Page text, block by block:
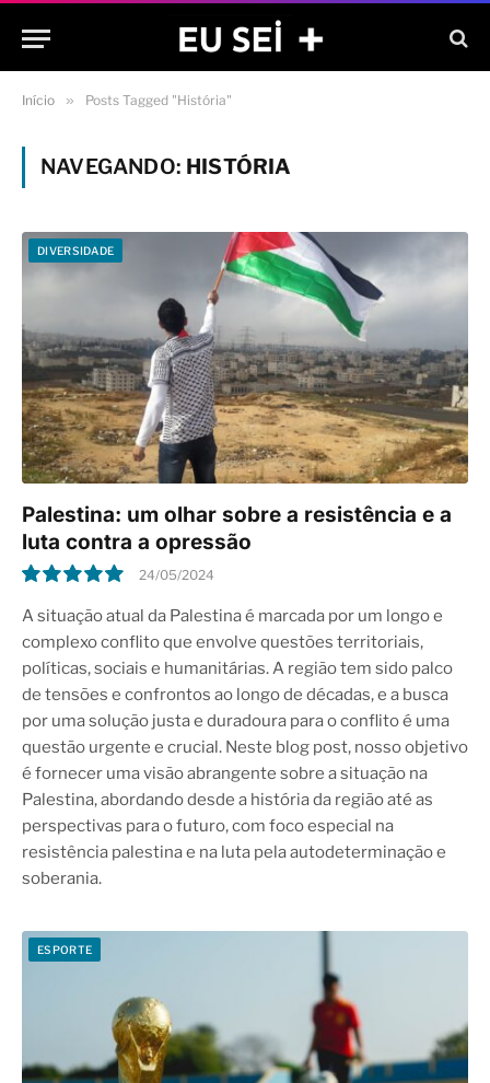
Início » Posts Tagged "História"
NAVEGANDO: HISTÓRIA
DIVERSIDADE
Palestina: um olhar sobre a resistência e a
luta contra a opressão
10.0
24/05/2024
A situação atual da Palestina é marcada por um longo e
complexo conflito que envolve questões territoriais,
políticas, sociais e humanitárias. A região tem sido palco
de tensões e confrontos ao longo de décadas, e a busca
por uma solução justa e duradoura para o conflito é uma
questão urgente e crucial. Neste blog post, nosso objetivo
é fornecer uma visão abrangente sobre a situação na
Palestina, abordando desde a história da região até as
perspectivas para o futuro, com foco especial na
resistência palestina e na luta pela autodeterminação e
soberania.
ESPORTE